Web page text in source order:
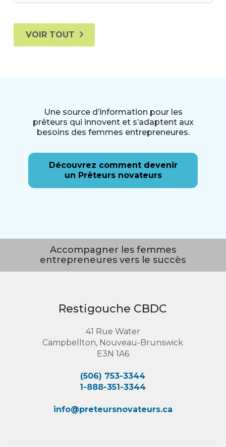
VOIR TOUT
Une source d’information pour les
prêteurs qui innovent et s’adaptent aux
besoins des femmes entrepreneures.
Découvrez comment devenir
un Prêteurs novateurs
Accompagner les femmes
entrepreneures vers le succès
Restigouche CBDC
41 Rue Water
Campbellton, Nouveau-Brunswick
E3N 1A6
(506) 753-3344
1-888-351-3344
info@preteursnovateurs.ca